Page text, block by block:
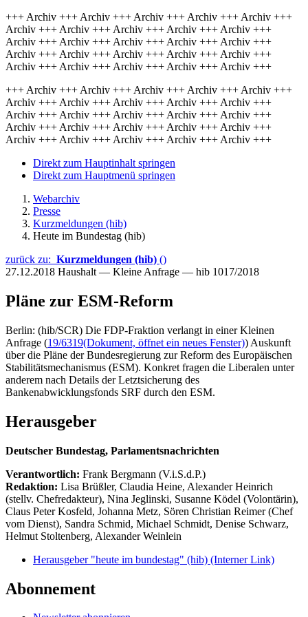
+++ Archiv +++ Archiv +++ Archiv +++ Archiv +++ Archiv +++
Archiv +++ Archiv +++ Archiv +++ Archiv +++ Archiv +++
Archiv +++ Archiv +++ Archiv +++ Archiv +++ Archiv +++
Archiv +++ Archiv +++ Archiv +++ Archiv +++ Archiv +++
Archiv +++ Archiv +++ Archiv +++ Archiv +++ Archiv +++
+++ Archiv +++ Archiv +++ Archiv +++ Archiv +++ Archiv +++
Archiv +++ Archiv +++ Archiv +++ Archiv +++ Archiv +++
Archiv +++ Archiv +++ Archiv +++ Archiv +++ Archiv +++
Archiv +++ Archiv +++ Archiv +++ Archiv +++ Archiv +++
Archiv +++ Archiv +++ Archiv +++ Archiv +++ Archiv +++
Direkt zum Hauptinhalt springen
Direkt zum Hauptmenü springen
Webarchiv
Presse
Kurzmeldungen (hib)
Heute im Bundestag (hib)
zurück zu: Kurzmeldungen (hib) ()
27.12.2018 Haushalt — Kleine Anfrage — hib 1017/2018
Pläne zur ESM-Reform
Berlin: (hib/SCR) Die FDP-Fraktion verlangt in einer Kleinen
Anfrage (19/6319(Dokument, öffnet ein neues Fenster)) Auskunft
über die Pläne der Bundesregierung zur Reform des Europäischen
Stabilitätsmechanismus (ESM). Konkret fragen die Liberalen unter
anderem nach Details der Letztsicherung des
Bankenabwicklungsfonds SRF durch den ESM.
Herausgeber
Deutscher Bundestag, Parlamentsnachrichten
Verantwortlich: Frank Bergmann (V.i.S.d.P.)
Redaktion: Lisa Brüßler, Claudia Heine, Alexander Heinrich
(stellv. Chefredakteur), Nina Jeglinski, Susanne Ködel (Volontärin),
Claus Peter Kosfeld, Johanna Metz, Sören Christian Reimer (Chef
vom Dienst), Sandra Schmid, Michael Schmidt, Denise Schwarz,
Helmut Stoltenberg, Alexander Weinlein
Herausgeber "heute im bundestag" (hib) (Interner Link)
Abonnement